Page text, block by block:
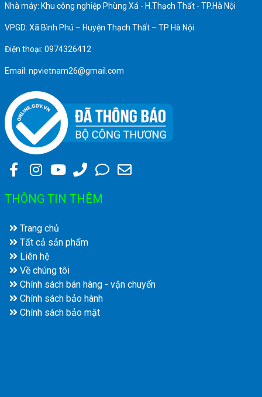
Nhà máy: Khu công nghiệp Phùng Xá - H.Thạch Thất - TP.Hà Nội
VPGD: Xã Bình Phú – Huyện Thạch Thất – TP Hà Nội.
Điện thoại: 0974326412
Email: npvietnam26@gmail.com
THÔNG TIN THÊM
Trang chủ
Tất cả sản phẩm
Liên hệ
Về chúng tôi
Chính sách bán hàng - vận chuyển
Chính sách bảo hành
Chính sách bảo mật